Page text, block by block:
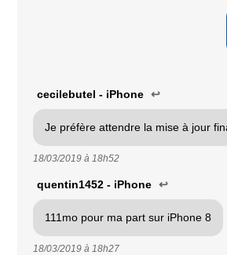
cecilebutel - iPhone ↩
Je préfère attendre la mise à jour
18/03/2019 à 18h52
quentin1452 - iPhone ↩
111mo pour ma part sur iPhone 8
18/03/2019 à 18h27